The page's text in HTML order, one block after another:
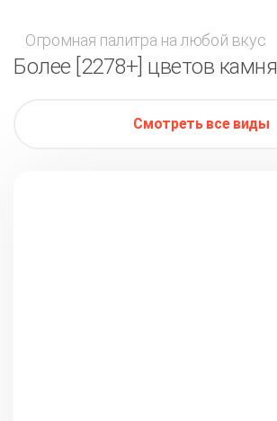
Огромная палитра на любой вкус
Более [2278+] цветов камня
Смотреть все виды